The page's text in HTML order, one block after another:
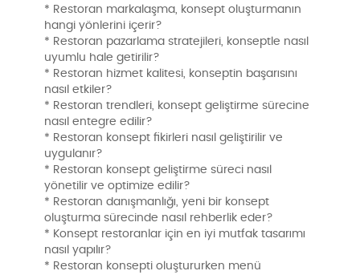
* Restoran markalaşma, konsept oluşturmanın
hangi yönlerini içerir?
* Restoran pazarlama stratejileri, konseptle nasıl
uyumlu hale getirilir?
* Restoran hizmet kalitesi, konseptin başarısını
nasıl etkiler?
* Restoran trendleri, konsept geliştirme sürecine
nasıl entegre edilir?
* Restoran konsept fikirleri nasıl geliştirilir ve
uygulanır?
* Restoran konsept geliştirme süreci nasıl
yönetilir ve optimize edilir?
* Restoran danışmanlığı, yeni bir konsept
oluşturma sürecinde nasıl rehberlik eder?
* Konsept restoranlar için en iyi mutfak tasarımı
nasıl yapılır?
* Restoran konsepti oluştururken menü